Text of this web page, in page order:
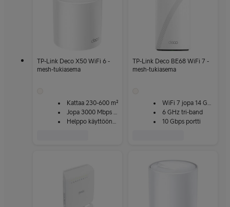
TP-Link Deco X50 WiFi 6 -
mesh-tukiasema
Kattaa 230-600 m²
Jopa 3000 Mbps nopeus
Helppo käyttöönotto
TP-Link Deco BE68 WiFi 7 -
mesh-tukiasema
WiFi 7 jopa 14 Gbps
6 GHz tri‑band
10 Gbps portti